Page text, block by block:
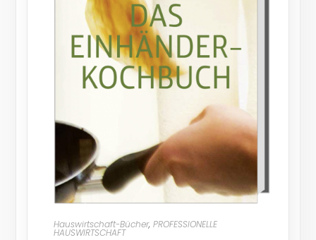
Hauswirtschaft-Bücher, PROFESSIONELLE
HAUSWIRTSCHAFT